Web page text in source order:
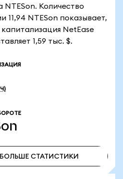
NTESon. Количество
11,94 NTESon показывает,
NetEase
1,59 тыс. $.
СТАТИСТИКИ